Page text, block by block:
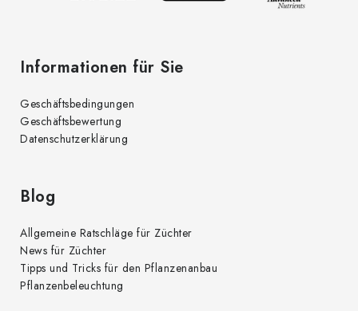
Informationen für Sie
Geschäftsbedingungen
Geschäftsbewertung
Datenschutzerklärung
Blog
Allgemeine Ratschläge für Züchter
News für Züchter
Tipps und Tricks für den Pflanzenanbau
Pflanzenbeleuchtung